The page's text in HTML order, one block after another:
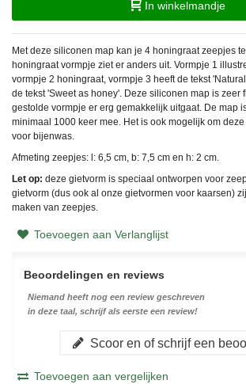
In winkelmandje
Met deze siliconen map kan je 4 honingraat zeepjes
honingraat vormpje ziet er anders uit. Vormpje 1
vormpje 2 honingraat, vormpje 3 heeft de tekst
de tekst 'Sweet as honey'. Deze siliconen map is zeer
gestolde vormpje er erg gemakkelijk uitgaat. De map
minimaal 1000 keer mee. Het is ook mogelijk om
voor bijenwas.
Afmeting zeepjes: l: 6,5 cm, b: 7,5 cm en h: 2 cm.
Let op: deze gietvorm is speciaal ontworpen voor
gietvorm (dus ook al onze gietvormen voor kaarsen)
maken van zeepjes.
Toevoegen aan Verlanglijst
Beoordelingen en reviews
Niemand heeft nog een review geschreven
in deze taal, schrijf als eerste een review!
Scoor en of schrijf een
Toevoegen aan vergelijken